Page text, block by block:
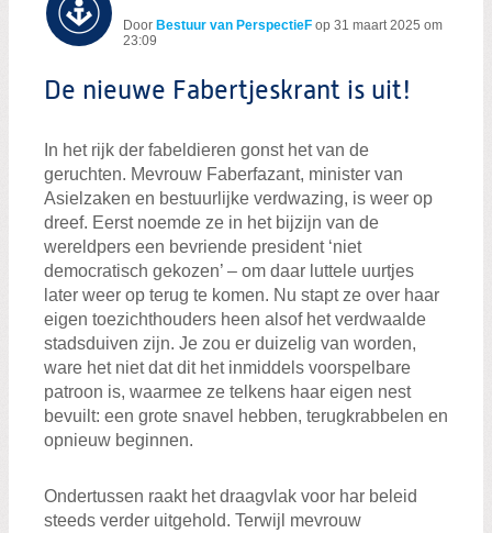
Zoeken
Door Bestuur van PerspectieF op 31 maart 2025 om
23:09
De nieuwe Fabertjeskrant is uit!
In het rijk der fabeldieren gonst het van de
geruchten. Mevrouw Faberfazant, minister van
Asielzaken en bestuurlijke verdwazing, is weer op
dreef. Eerst noemde ze in het bijzijn van de
wereldpers een bevriende president ‘niet
democratisch gekozen’ – om daar luttele uurtjes
later weer op terug te komen. Nu stapt ze over haar
eigen toezichthouders heen alsof het verdwaalde
stadsduiven zijn. Je zou er duizelig van worden,
ware het niet dat dit het inmiddels voorspelbare
patroon is, waarmee ze telkens haar eigen nest
bevuilt: een grote snavel hebben, terugkrabbelen en
opnieuw beginnen.
Ondertussen raakt het draagvlak voor har beleid
steeds verder uitgehold. Terwijl mevrouw